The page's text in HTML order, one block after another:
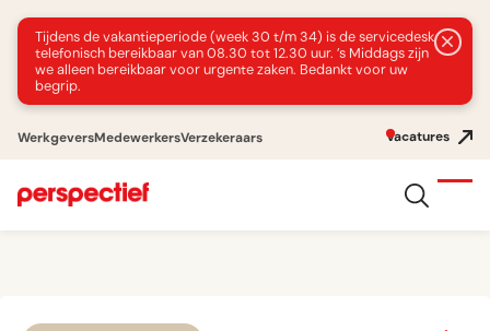
Tijdens de vakantieperiode (week 30 t/m 34) is de servicedesk
telefonisch bereikbaar van 08.30 tot 12.30 uur. ’s Middags zijn
we alleen bereikbaar voor urgente zaken. Bedankt voor uw
begrip.
WerkgeversMedewerkersVerzekeraars Vacatures